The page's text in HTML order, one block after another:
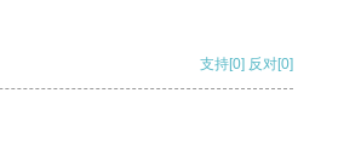
支持[0] 反对[0]